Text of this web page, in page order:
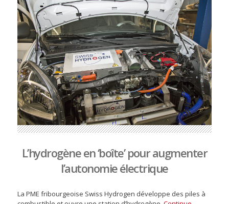
L’hydrogène en ‘boîte’ pour augmenter
l’autonomie électrique
La PME fribourgeoise Swiss Hydrogen développe des piles à